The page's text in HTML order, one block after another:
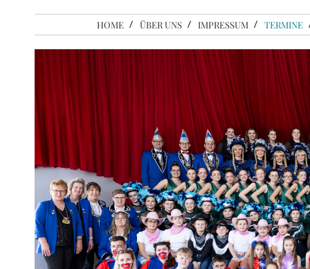
HOME ÜBER UNS IMPRESSUM TERMINE